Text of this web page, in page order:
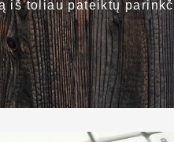
iš toliau pateiktų